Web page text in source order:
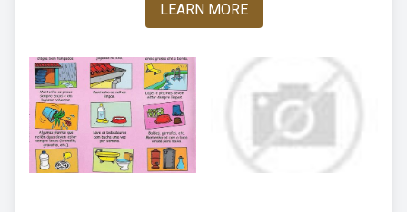
LEARN MORE